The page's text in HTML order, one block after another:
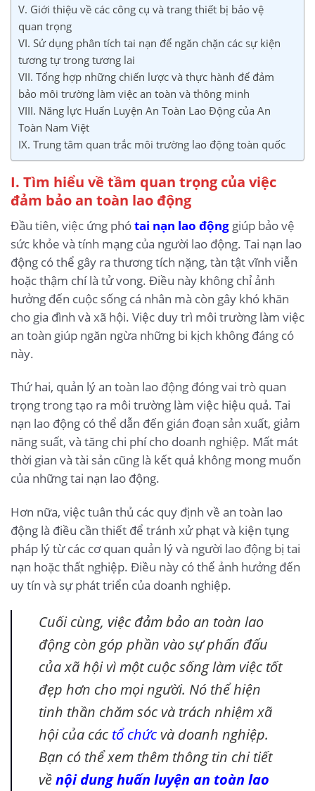
V. Giới thiệu về các công cụ và trang thiết bị bảo vệ
quan trọng
VI. Sử dụng phân tích tai nạn để ngăn chặn các sự kiện
tương tự trong tương lai
VII. Tổng hợp những chiến lược và thực hành để đảm
bảo môi trường làm việc an toàn và thông minh
VIII. Năng lực Huấn Luyện An Toàn Lao Động của An
Toàn Nam Việt
IX. Trung tâm quan trắc môi trường lao động toàn quốc
I. Tìm hiểu về tầm quan trọng của việc
đảm bảo an toàn lao động
Đầu tiên, việc ứng phótai nạn lao động giúp bảo vệ
sức khỏe và tính mạng của người lao động. Tai nạn lao
động có thể gây ra thương tích nặng, tàn tật vĩnh viễn
hoặc thậm chí là tử vong. Điều này không chỉ ảnh
hưởng đến cuộc sống cá nhân mà còn gây khó khăn
cho gia đình và xã hội. Việc duy trì môi trường làm việc
an toàn giúp ngăn ngừa những bi kịch không đáng có
này.
Thứ hai, quản lý an toàn lao động đóng vai trò quan
trọng trong tạo ra môi trường làm việc hiệu quả. Tai
nạn lao động có thể dẫn đến gián đoạn sản xuất, giảm
năng suất, và tăng chi phí cho doanh nghiệp. Mất mát
thời gian và tài sản cũng là kết quả không mong muốn
của những tai nạn lao động.
Hơn nữa, việc tuân thủ các quy định về an toàn lao
động là điều cần thiết để tránh xử phạt và kiện tụng
pháp lý từ các cơ quan quản lý và người lao động bị tai
nạn hoặc thất nghiệp. Điều này có thể ảnh hưởng đến
uy tín và sự phát triển của doanh nghiệp.
Cuối cùng, việc đảm bảo an toàn lao
động còn góp phần vào sự phấn đấu
của xã hội vì một cuộc sống làm việc tốt
đẹp hơn cho mọi người. Nó thể hiện
tinh thần chăm sóc và trách nhiệm xã
hội của cáctổ chứcvà doanh nghiệp.
Bạn có thể xem thêm thông tin chi tiết
vềnội dung huấn luyện an toàn lao